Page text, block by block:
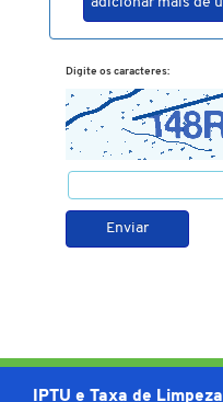
Digite os caracteres:
IPTU e Taxa de Limpeza